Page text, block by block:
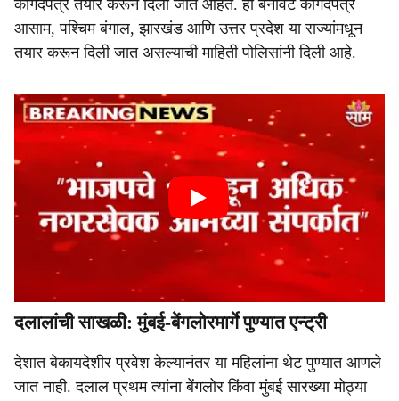
कागदपत्र तयार करून दिली जात आहेत. ही बनावट कागदपत्रे
आसाम, पश्चिम बंगाल, झारखंड आणि उत्तर प्रदेश या राज्यांमधून
तयार करून दिली जात असल्याची माहिती पोलिसांनी दिली आहे.
दलालांची साखळी: मुंबई-बेंगलोरमार्गे पुण्यात एन्ट्री
देशात बेकायदेशीर प्रवेश केल्यानंतर या महिलांना थेट पुण्यात आणले
जात नाही. दलाल प्रथम त्यांना बेंगलोर किंवा मुंबई सारख्या मोठ्या